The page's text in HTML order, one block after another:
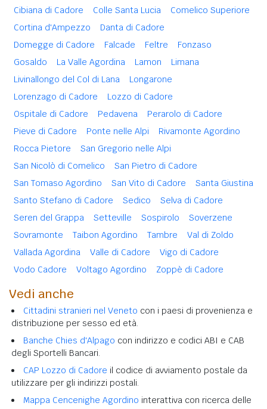
Cibiana di Cadore
Colle Santa Lucia
Comelico Superiore
Cortina d'Ampezzo
Danta di Cadore
Domegge di Cadore
Falcade Feltre
Fonzaso
Gosaldo
La Valle Agordina Lamon
Limana
Livinallongo del Col di Lana
Longarone
Lorenzago di Cadore
Lozzo di Cadore
Ospitale di Cadore
Pedavena
Perarolo di Cadore
Pieve di Cadore
Ponte nelle Alpi
Rivamonte Agordino
Rocca Pietore
San Gregorio nelle Alpi
San Nicolò di Comelico
San Pietro di Cadore
San Tomaso Agordino
San Vito di Cadore
Santa Giustina
Santo Stefano di Cadore
Sedico
Selva di Cadore
Seren del Grappa
Setteville Sospirolo
Soverzene
Sovramonte
Taibon Agordino Tambre
Val di Zoldo
Vallada Agordina
Valle di Cadore
Vigo di Cadore
Vodo Cadore
Voltago Agordino Zoppè di Cadore
Vedi anche
Cittadini stranieri nel Veneto con i paesi di provenienza e
distribuzione per sesso ed età.
Banche Chies d'Alpago con indirizzo e codici ABI e CAB
degli Sportelli Bancari.
CAP Lozzo di Cadore il codice di avviamento postale da
utilizzare per gli indirizzi postali.
Mappa Cencenighe Agordino interattiva con ricerca delle